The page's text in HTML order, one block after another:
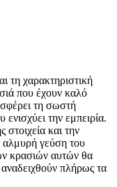
τη χαρακτηριστική
που έχουν καλό
τη σωστή
την εμπειρία.
και την
αλμυρή γεύση του
κρασιών αυτών θα
πλήρως τα